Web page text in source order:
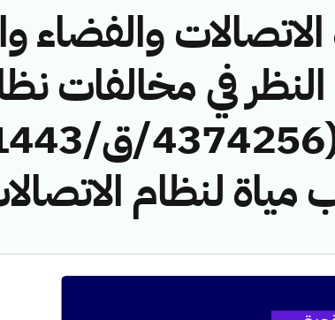
والفضاء
في مخالفات
مياة لنظام